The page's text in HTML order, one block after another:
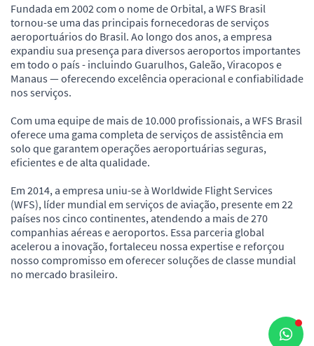
Fundada em 2002 com o nome de Orbital, a WFS Brasil
tornou-se uma das principais fornecedoras de serviços
aeroportuários do Brasil. Ao longo dos anos, a empresa
expandiu sua presença para diversos aeroportos importantes
em todo o país - incluindo Guarulhos, Galeão, Viracopos e
Manaus — oferecendo excelência operacional e confiabilidade
nos serviços.
Com uma equipe de mais de 10.000 profissionais, a WFS Brasil
oferece uma gama completa de serviços de assistência em
solo que garantem operações aeroportuárias seguras,
eficientes e de alta qualidade.
Em 2014, a empresa uniu-se à Worldwide Flight Services
(WFS), líder mundial em serviços de aviação, presente em 22
países nos cinco continentes, atendendo a mais de 270
companhias aéreas e aeroportos. Essa parceria global
acelerou a inovação, fortaleceu nossa expertise e reforçou
nosso compromisso em oferecer soluções de classe mundial
no mercado brasileiro.